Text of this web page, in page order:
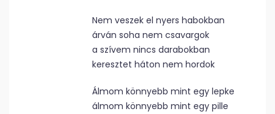
Nem veszek el nyers habokban
árván soha nem csavargok
a szívem nincs darabokban
keresztet háton nem hordok
Álmom könnyebb mint egy lepke
álmom könnyebb mint egy pille